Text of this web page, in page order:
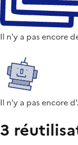
Il n'y a pas encore
Il n'y a pas encore
3